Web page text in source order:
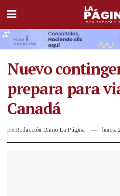
Nuevo
prepara para
Canadá
porRedacción Diario La Página lunes,